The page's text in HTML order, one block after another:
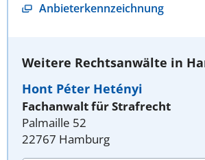
Anbieterkennzeichnung
Weitere Rechtsanwälte in
Hont Péter Hetényi
Fachanwalt für Strafrecht
Palmaille 52
22767 Hamburg